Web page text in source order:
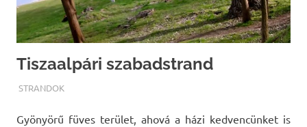
Tiszaalpári szabadstrand
TERMALFURDOK.COM
STRANDOK
Gyönyörű füves terület, ahová a házi kedvencünket is